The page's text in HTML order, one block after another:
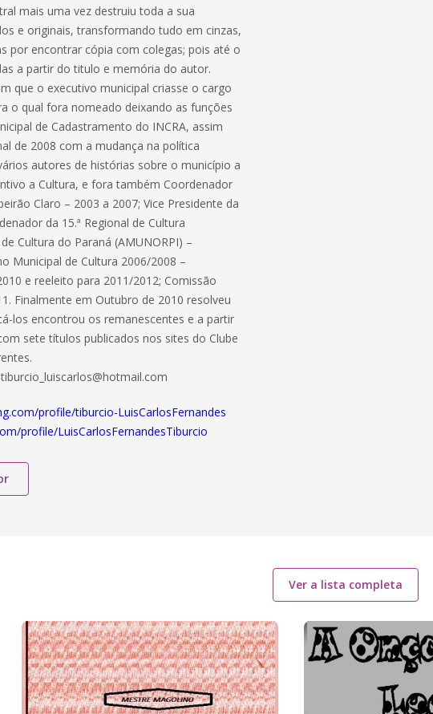
mais uma vez destruiu toda a sua
e originais, transformando tudo em cinzas,
por encontrar cópia com colegas; pois até o
a partir do titulo e memória do autor.
que o executivo municipal criasse o cargo
o qual fora nomeado deixando as funções
de Cadastramento do INCRA, assim
de 2008 com a mudança na política
autores de histórias sobre o município a
a Cultura, e fora também Coordenador
Claro – 2003 a 2007; Vice Presidente da
da 15.ª Regional de Cultura
Cultura do Paraná (AMUNORPI) –
Municipal de Cultura 2006/2008 –
e reeleito para 2011/2012; Comissão
Finalmente em Outubro de 2010 resolveu
los encontrou os remanescentes e a partir
sete títulos publicados nos sites do Clube
profile/tiburcio-LuisCarlosFernandes
profile/LuisCarlosFernandesTiburcio
Ver a lista completa